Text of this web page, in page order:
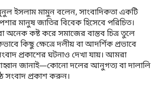
ইসলাম মামুন বলেন, সাংবাদিকতা একটি
মানুষ জাতির বিবেক হিসেবে পরিচিত।
অনেক কষ্ট করে সমাজের বাস্তব চিত্র তুলে
কিছু ক্ষেত্রে দলীয় বা আদর্শিক প্রভাবে
প্রকাশের ঘটনাও দেখা যায়। আমরা
জানাই—কোনো দলের আনুগত্য বা দালালি
সংবাদ প্রকাশ করুন।